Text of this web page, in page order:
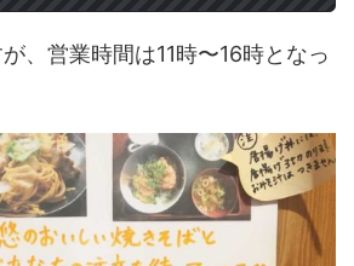
、営業時間は11時〜16時となっ